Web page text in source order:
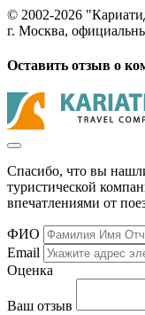
© 2002-2026
г. Москва,
Оставить отзыв о
Спасибо, что вы
туристической
впечатлениями от
ФИО
Email
Оценка
Ваш отзыв